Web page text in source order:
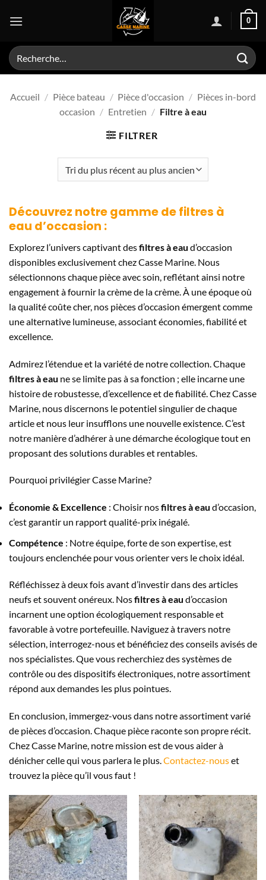
0
Recherche
pour :
Accueil / Pièce bateau / Pièce d'occasion / Pièces in-bord
occasion / Entretien / Filtre à eau
FILTRER
Découvrez notre gamme defiltres à
eau d’occasion :
Explorez l’univers captivant desfiltres à eau d’occasion
disponibles exclusivement chez Casse Marine. Nous
sélectionnons chaque pièce avec soin, reflétant ainsi notre
engagement à fournir la crème de la crème. À une époque où
la qualité coûte cher, nos pièces d’occasion émergent comme
une alternative lumineuse, associant économies, fiabilité et
excellence.
Admirez l’étendue et la variété de notre collection. Chaque
filtres à eau ne se limite pas à sa fonction ; elle incarne une
histoire de robustesse, d’excellence et de fiabilité. Chez Casse
Marine, nous discernons le potentiel singulier de chaque
article et nous leur insufflons une nouvelle existence. C’est
notre manière d’adhérer à une démarche écologique tout en
proposant des solutions durables et rentables.
Pourquoi privilégier Casse Marine?
Économie & Excellence : Choisir nosfiltres à eau d’occasion,
c’est garantir un rapport qualité-prix inégalé.
Compétence : Notre équipe, forte de son expertise, est
toujours enclenchée pour vous orienter vers le choix idéal.
Réfléchissez à deux fois avant d’investir dans des articles
neufs et souvent onéreux. Nosfiltres à eau d’occasion
incarnent une option écologiquement responsable et
favorable à votre portefeuille. Naviguez à travers notre
sélection, interrogez-nous et bénéficiez des conseils avisés de
nos spécialistes. Que vous recherchiez des systèmes de
contrôle ou des dispositifs électroniques, notre assortiment
répond aux demandes les plus pointues.
En conclusion, immergez-vous dans notre assortiment varié
de pièces d’occasion. Chaque pièce raconte son propre récit.
Chez Casse Marine, notre mission est de vous aider à
dénicher celle qui vous parlera le plus.Contactez-nouset
trouvez la pièce qu’il vous faut !